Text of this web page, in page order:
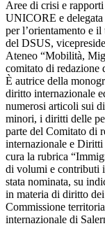
Aree di crisi e
UNICORE e
per l’orientamento e
del DSUS,
Ateneo “Mobilità,
comitato di redazione
È autrice della
diritto internazionale
numerosi articoli sui
minori, i diritti delle
parte del Comitato di
internazionale e Diritti
cura la rubrica
di volumi e contributi
stata nominata, su
in materia di diritto
Commissione
internazionale di